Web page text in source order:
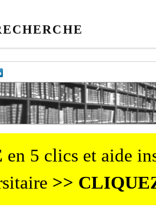
en 5 clics et aide
>>